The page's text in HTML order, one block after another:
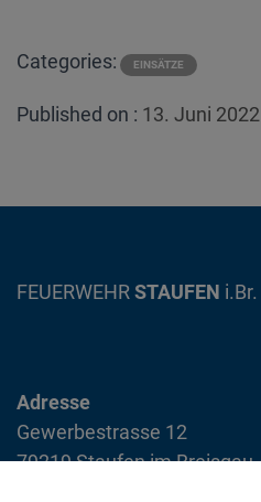
Categories: EINSÄTZE
Published on : Posted
13. Juni 2022
FEUERWEHR STAUFEN i.Br.
Adresse
Gewerbestrasse 12
79219 Staufen im Breisgau